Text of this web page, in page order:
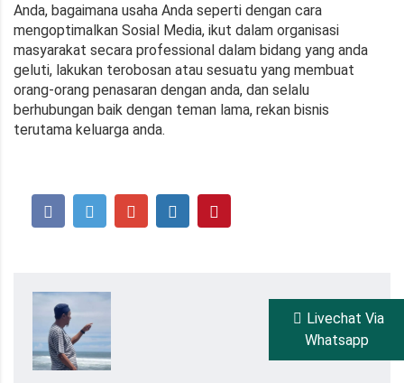
Anda, bagaimana usaha Anda seperti dengan cara
mengoptimalkan Sosial Media, ikut dalam organisasi
masyarakat secara professional dalam bidang yang anda
geluti, lakukan terobosan atau sesuatu yang membuat
orang-orang penasaran dengan anda, dan selalu
berhubungan baik dengan teman lama, rekan bisnis
terutama keluarga anda.
Livechat Via
Whatsapp